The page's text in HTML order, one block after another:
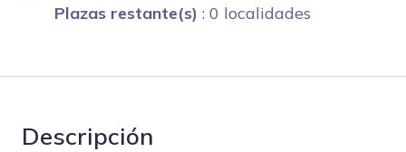
Plazas restante(s) : 0 localidades
Descripción